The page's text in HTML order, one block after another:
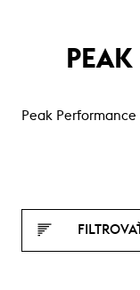
Peak Performance